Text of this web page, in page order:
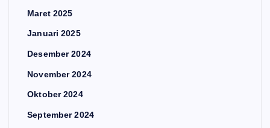
Maret 2025
Januari 2025
Desember 2024
November 2024
Oktober 2024
September 2024